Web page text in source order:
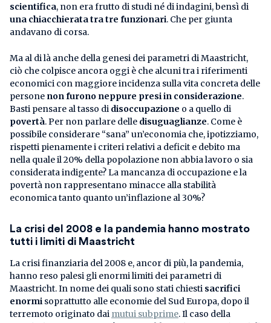
scientifica, non era frutto di studi né di indagini, bensì di
una chiacchierata tra tre funzionari. Che per giunta
andavano di corsa.
Ma al di là anche della genesi dei parametri di Maastricht,
ciò che colpisce ancora oggi è che alcuni tra i riferimenti
economici con maggiore incidenza sulla vita concreta delle
persone non furono neppure presi in considerazione.
Basti pensare al tasso di disoccupazione o a quello di
povertà. Per non parlare delle disuguaglianze. Come è
possibile considerare “sana” un’economia che, ipotizziamo,
rispetti pienamente i criteri relativi a deficit e debito ma
nella quale il 20% della popolazione non abbia lavoro o sia
considerata indigente? La mancanza di occupazione e la
povertà non rappresentano minacce alla stabilità
economica tanto quanto un’inflazione al 30%?
La crisi del 2008 e la pandemia hanno mostrato
tutti i limiti di Maastricht
La crisi finanziaria del 2008 e, ancor di più, la pandemia,
hanno reso palesi gli enormi limiti dei parametri di
Maastricht. In nome dei quali sono stati chiesti sacrifici
enormi soprattutto alle economie del Sud Europa, dopo il
terremoto originato dai mutui subprime. Il caso della